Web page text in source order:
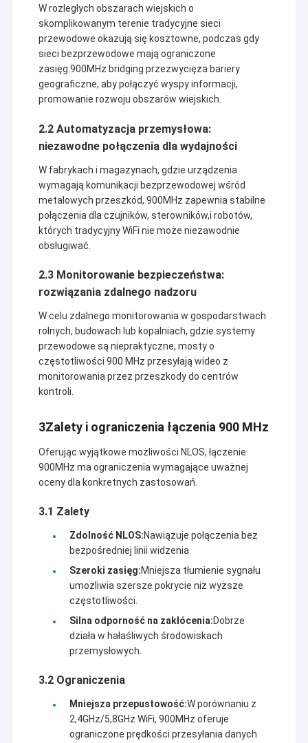
W rozległych obszarach wiejskich o
skomplikowanym terenie tradycyjne sieci
przewodowe okazują się kosztowne, podczas gdy
sieci bezprzewodowe mają ograniczone
zasięg.900MHz bridging przezwycięża bariery
geograficzne, aby połączyć wyspy informacji,
promowanie rozwoju obszarów wiejskich.
2.2 Automatyzacja przemysłowa:
niezawodne połączenia dla wydajności
W fabrykach i magazynach, gdzie urządzenia
wymagają komunikacji bezprzewodowej wśród
metalowych przeszkód, 900MHz zapewnia stabilne
połączenia dla czujników, sterowników,i robotów,
których tradycyjny WiFi nie może niezawodnie
obsługiwać.
2.3 Monitorowanie bezpieczeństwa:
rozwiązania zdalnego nadzoru
W celu zdalnego monitorowania w gospodarstwach
rolnych, budowach lub kopalniach, gdzie systemy
przewodowe są niepraktyczne, mosty o
częstotliwości 900 MHz przesyłają wideo z
monitorowania przez przeszkody do centrów
kontroli.
3Zalety i ograniczenia łączenia 900 MHz
Oferując wyjątkowe możliwości NLOS, łączenie
900MHz ma ograniczenia wymagające uważnej
oceny dla konkretnych zastosowań.
3.1 Zalety
Zdolność NLOS:Nawiązuje połączenia bez
bezpośredniej linii widzenia.
Szeroki zasięg:Mniejsza tłumienie sygnału
umożliwia szersze pokrycie niż wyższe
częstotliwości.
Silna odporność na zakłócenia:Dobrze
działa w hałaśliwych środowiskach
przemysłowych.
3.2 Ograniczenia
Mniejsza przepustowość:W porównaniu z
2,4GHz/5,8GHz WiFi, 900MHz oferuje
ograniczone prędkości przesyłania danych